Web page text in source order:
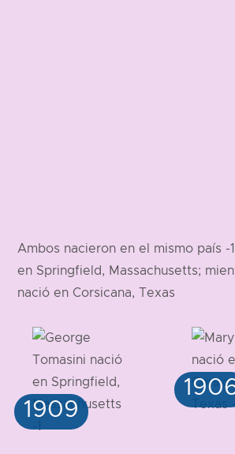
Ambos nacieron en el mismo país -
en Springfield, Massachusetts;
nació en Corsicana, Texas